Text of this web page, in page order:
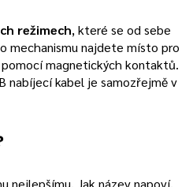
režimech, které se od sebe
mechanismu najdete místo pro
magnetických kontaktů.
nabíjecí kabel je samozřejmě v
nejlepšímu. Jak název napoví,